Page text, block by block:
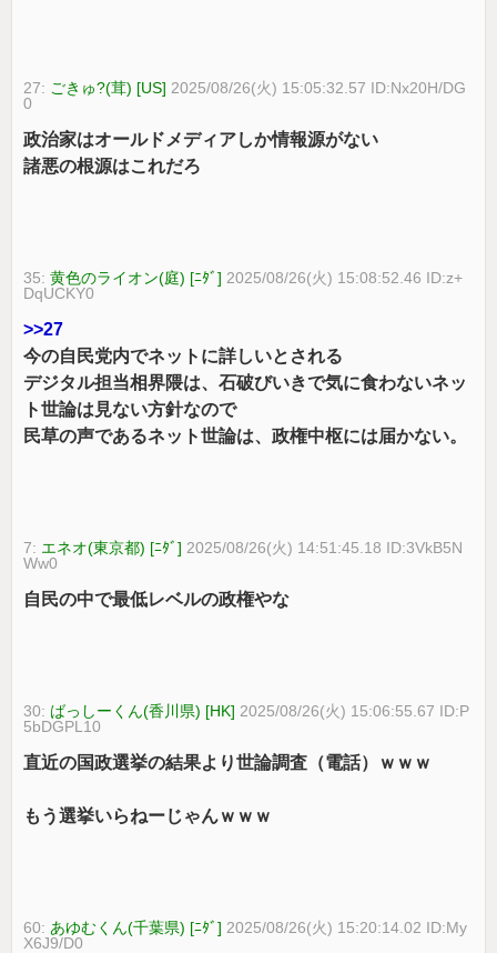
27: ごきゅ?(茸) [US] 2025/08/26(火) 15:05:32.57 ID:Nx20H/DG
0
政治家はオールドメディアしか情報源がない
諸悪の根源はこれだろ
35:黄色のライオン(庭) [ﾆﾀﾞ] 2025/08/26(火) 15:08:52.46 ID:z+
DqUCKY0
>>27
今の自民党内でネットに詳しいとされる
デジタル担当相界隈は、石破びいきで気に食わないネッ
ト世論は見ない方針なので
民草の声であるネット世論は、政権中枢には届かない。
7: エネオ(東京都) [ﾆﾀﾞ] 2025/08/26(火) 14:51:45.18 ID:3VkB5N
Ww0
自民の中で最低レベルの政権やな
30: ばっしーくん(香川県) [HK] 2025/08/26(火) 15:06:55.67 ID:P
5bDGPL10
直近の国政選挙の結果より世論調査（電話）ｗｗｗ
もう選挙いらねーじゃんｗｗｗ
60: あゆむくん(千葉県) [ﾆﾀﾞ] 2025/08/26(火) 15:20:14.02 ID:My
X6J9/D0